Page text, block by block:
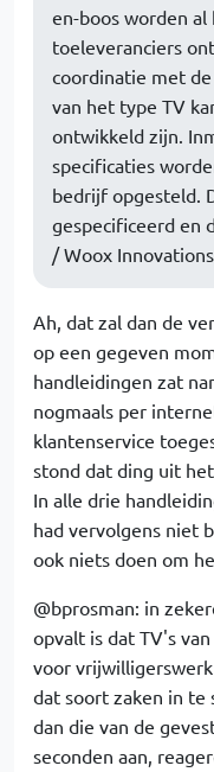
en-boos worden al
toeleveranciers
coordinatie met
van het type TV
ontwikkeld zijn.
specificaties
bedrijf opgesteld.
gespecificeerd en
/ Woox
Ah, dat zal dan de
op een gegeven
handleidingen zat
nogmaals per
klantenservice
stond dat ding uit
In alle drie
had vervolgens niet
ook niets doen om
@bprosman: in
opvalt is dat TV's
voor
dat soort zaken in te
dan die van de
seconden aan,